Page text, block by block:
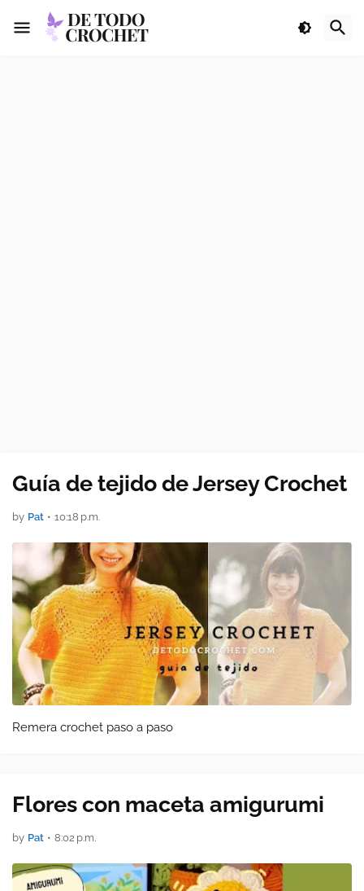
Guía de tejido de Jersey Crochet
by Pat • 10:18 p.m.
Remera crochet paso a paso
Flores con maceta amigurumi
by Pat • 8:02 p.m.